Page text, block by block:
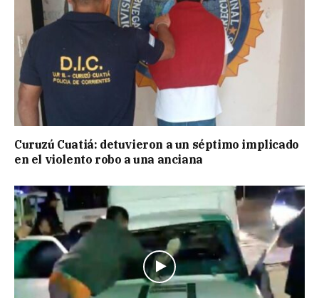
Curuzú Cuatiá: detuvieron a un séptimo implicado
en el violento robo a una anciana